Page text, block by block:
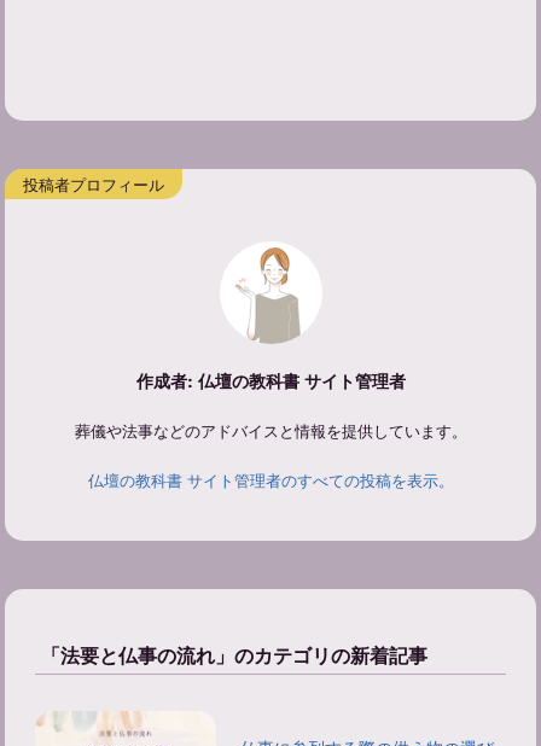
作成者: 仏壇の教科書 サイト管理者
葬儀や法事などのアドバイスと情報を提供しています。
仏壇の教科書 サイト管理者のすべての投稿を表示。
「法要と仏事の流れ」のカテゴリの新着記事